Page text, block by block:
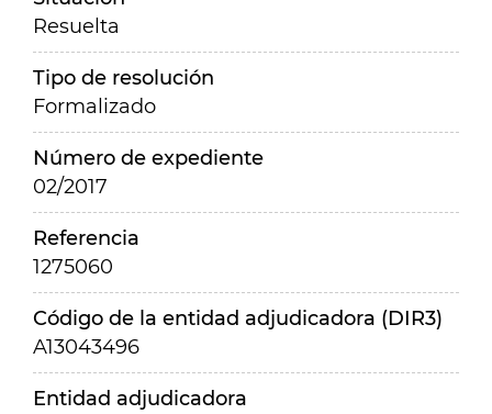
Resuelta
Tipo de resolución
Formalizado
Número de expediente
02/2017
Referencia
1275060
Código de la entidad adjudicadora (DIR3)
A13043496
Entidad adjudicadora